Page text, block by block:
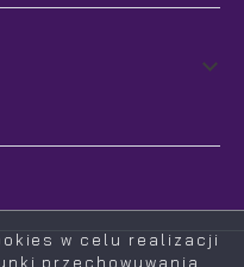
w celu realizacji
przechowywania